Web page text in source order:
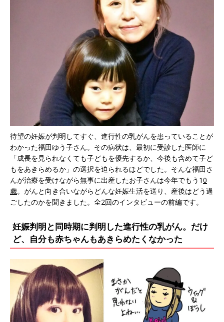
待望の妊娠が判明してすぐ、進行性の乳がんを患っていることが
わかった福田ゆう子さん。その病状は、最初に受診した医師に
「成長を見られなくても子どもを優先するか、今後も含めて子ど
もをあきらめるか」の選択を迫られるほどでした。そんな福田さ
んが治療を受けながら無事に出産したお子さんは今年でもう10
歳。がんと向き合いながらどんな妊娠生活を送り、産後はどう過
ごしたのかを聞きました。全2回のインタビューの前編です。
妊娠判明と同時期に判明した進行性の乳がん。だけ
ど、自分も赤ちゃんもあきらめたくなかった